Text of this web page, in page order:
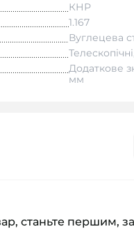
КНР
1.167
Вуглецева
Додаткове
мм
станьте першим,